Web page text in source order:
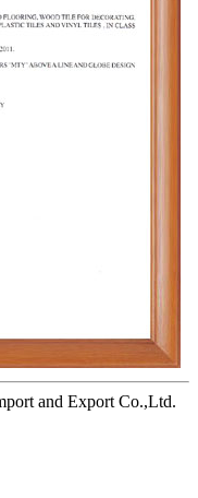
and Export Co.,Ltd.